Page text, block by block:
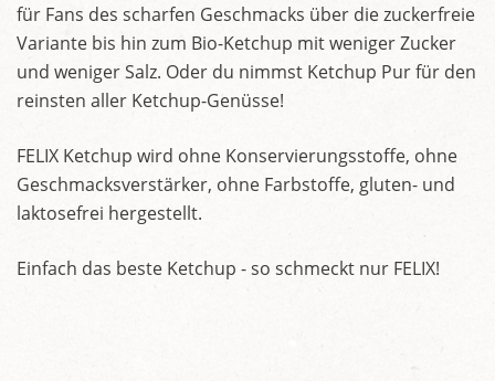
für Fans des scharfen Geschmacks über die zuckerfreie
Variante bis hin zum Bio-Ketchup mit weniger Zucker
und weniger Salz. Oder du nimmst Ketchup Pur für den
reinsten aller Ketchup-Genüsse!
FELIX Ketchup wird ohne Konservierungsstoffe, ohne
Geschmacksverstärker, ohne Farbstoffe, gluten- und
laktosefrei hergestellt.
Einfach das beste Ketchup - so schmeckt nur FELIX!